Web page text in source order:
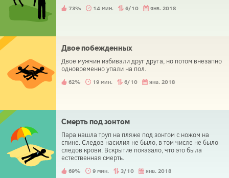
73% 14 мин. 6/10 янв. 2018
Двое побежденных
Двое мужчин избивали друг друга, но потом внезапно
одновременно упали на пол.
62% 19 мин. 6/10 янв. 2018
Смерть под зонтом
Пара нашла труп на пляже под зонтом с ножом на
спине. Следов насилия не было, в том числе не было
следов крови. Вскрытие показало, что это была
естественная смерть.
69% 9 мин. 3/10 янв. 2018